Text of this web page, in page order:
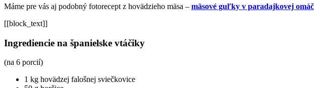
Máme pre vás aj podobný fotorecept z hovädzieho mäsa – mäsové guľky v paradajkovej
[[block_text]]
Ingrediencie na španielske vtáčiky
(na 6 porcií)
1 kg hovädzej falošnej sviečkovice